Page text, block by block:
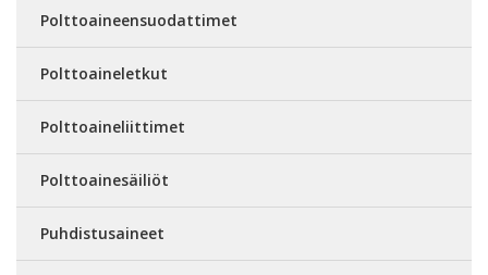
Polttoaineensuodattimet
Polttoaineletkut
Polttoaineliittimet
Polttoainesäiliöt
Puhdistusaineet